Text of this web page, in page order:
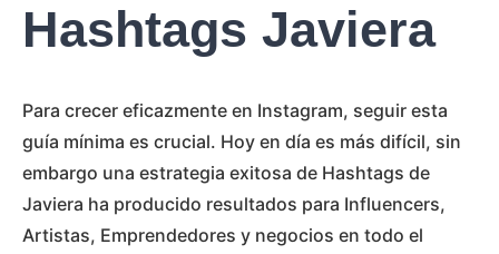
Hashtags Javiera
Para crecer eficazmente en Instagram, seguir esta
guía mínima es crucial. Hoy en día es más difícil, sin
embargo una estrategia exitosa de Hashtags de
Javiera ha producido resultados para Influencers,
Artistas, Emprendedores y negocios en todo el